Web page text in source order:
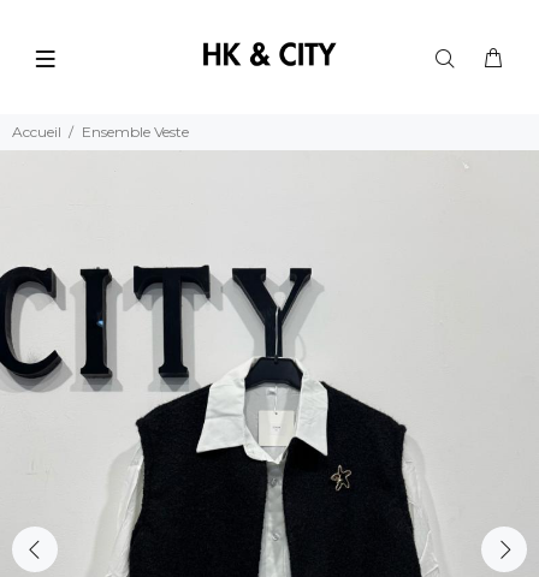
Accueil Ensemble Veste